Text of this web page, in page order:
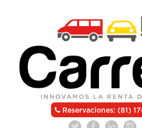
Reservaciones: (81)